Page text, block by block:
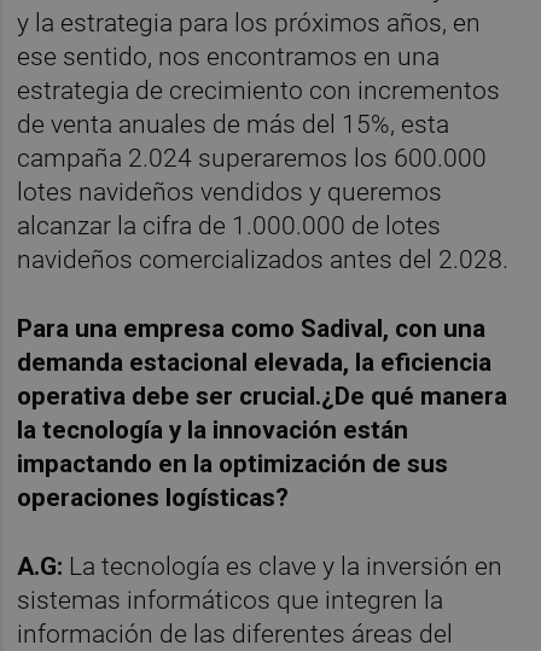
y la estrategia para los próximos años, en
ese sentido, nos encontramos en una
estrategia de crecimiento con incrementos
de venta anuales de más del 15%, esta
campaña 2.024 superaremos los 600.000
lotes navideños vendidos y queremos
alcanzar la cifra de 1.000.000 de lotes
navideños comercializados antes del 2.028.
Para una empresa como Sadival, con una
demanda estacional elevada, la eficiencia
operativa debe ser crucial.¿De qué manera
la tecnología y la innovación están
impactando en la optimización de sus
operaciones logísticas?
A.G: La tecnología es clave y la inversión en
sistemas informáticos que integren la
información de las diferentes áreas del